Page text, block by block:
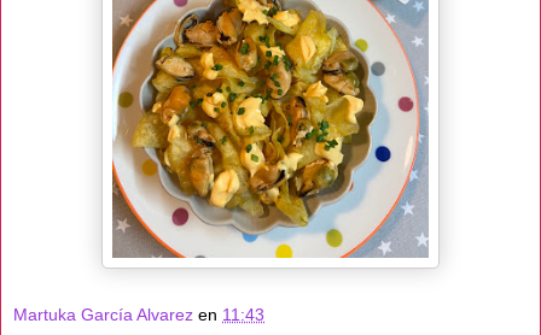
Martuka García Alvarez en 11:43